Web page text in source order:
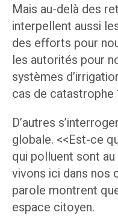
Mais au-delà des
interpellent aussi
des efforts pour
les autorités pour
systèmes
cas de catastrophe
D’autres
globale. <<Est-ce
qui polluent sont
vivons ici dans nos
parole montrent
espace citoyen.